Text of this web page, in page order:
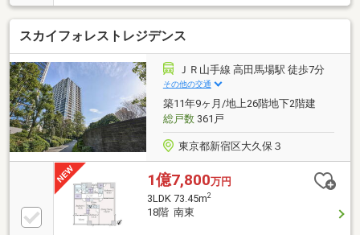
×充実の周辺施設で利便性と住環境を両立できる立地
スカイフォレストレジデンス
ＪＲ山手線 高田馬場駅 徒歩7分
その他の交通
築11年9ヶ月/地上26階地下2階建
総戸数361戸
東京都新宿区大久保３
1億7,800万円
3LDK 73.45m2
18階 南東